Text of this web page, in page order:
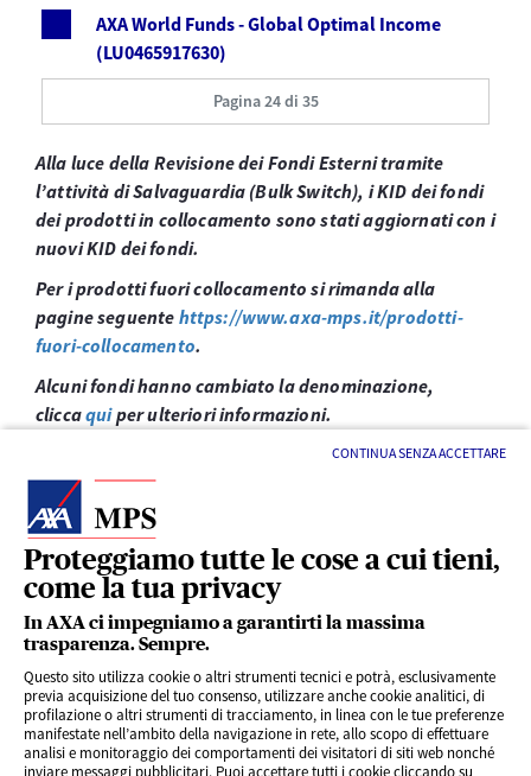
Proteggiamo tutte le cose a cui tieni,
come la tua privacy
In AXA ci impegniamo a garantirti la massima
trasparenza. Sempre.
Questo sito utilizza cookie o altri strumenti tecnici e potrà, esclusivamente
previa acquisizione del tuo consenso, utilizzare anche cookie analitici, di
profilazione o altri strumenti di tracciamento, in linea con le tue preferenze
manifestate nell’ambito della navigazione in rete, allo scopo di effettuare
analisi e monitoraggio dei comportamenti dei visitatori di siti web nonché
inviare messaggi pubblicitari. Puoi accettare tutti i cookie cliccando su
CONTINUA SENZA ACCETTARE
AXA World Funds - Global Optimal Income
(LU0465917630)
Pagina 24 di 35
Alla luce della Revisione dei Fondi Esterni tramite
l’attività di Salvaguardia (Bulk Switch), i KID dei fondi
dei prodotti in collocamento sono stati aggiornati con i
nuovi KID dei fondi.
Per i prodotti fuori collocamento si rimanda alla
pagine seguente https://www.axa-mps.it/prodotti-
fuori-collocamento.
Alcuni fondi hanno cambiato la denominazione,
cliccaquiper ulteriori informazioni.
LINK UTILI
SERVIZI AL CLIENTE
CHI SIAMO